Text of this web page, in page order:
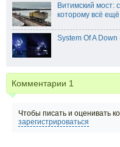
Витимский мост:
которому всё
System Of A
Комментарии 1
Чтобы писать и оценивать
зарегистрироваться